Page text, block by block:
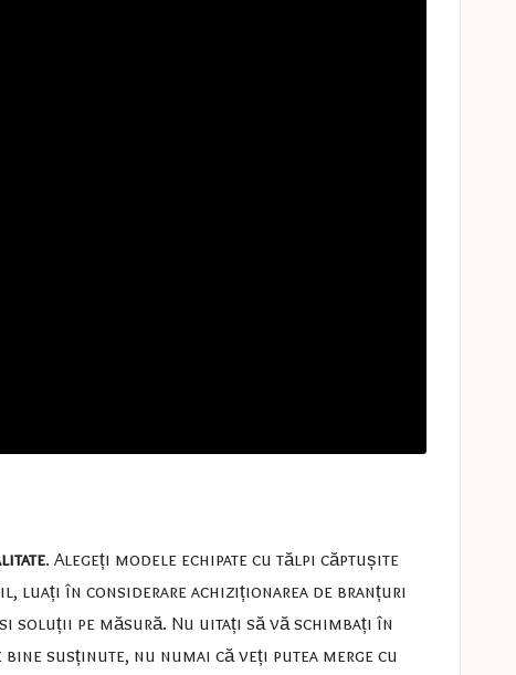
. Alegeți modele echipate cu tălpi căptușite
luați în considerare achiziționarea de branțuri
soluții pe măsură. Nu uitați să vă schimbați în
susținute, nu numai că veți putea merge cu